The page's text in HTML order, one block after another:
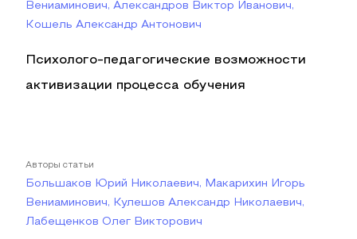
Вениаминович, Александров Виктор Иванович,
Кошель Александр Антонович
Психолого-педагогические возможности
активизации процесса обучения
Авторы статьи
Большаков Юрий Николаевич, Макарихин Игорь
Вениаминович, Кулешов Александр Николаевич,
Лабещенков Олег Викторович